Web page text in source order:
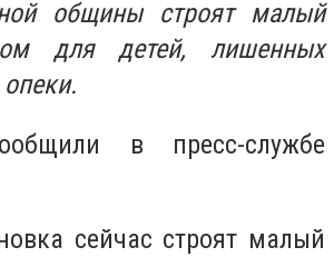
общины строят малый
для детей, лишенных
в пресс-службе
сейчас строят малый